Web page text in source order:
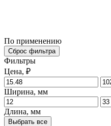
По применению
Сброс фильтра
Фильтры
Цена, ₽
Ширина, мм
Длина, мм
Выбрать все